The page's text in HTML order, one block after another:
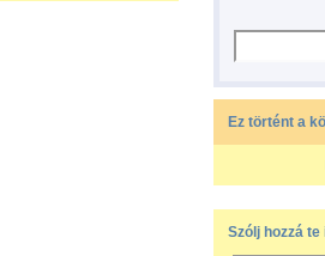
Ez történt a
Szólj hozzá te